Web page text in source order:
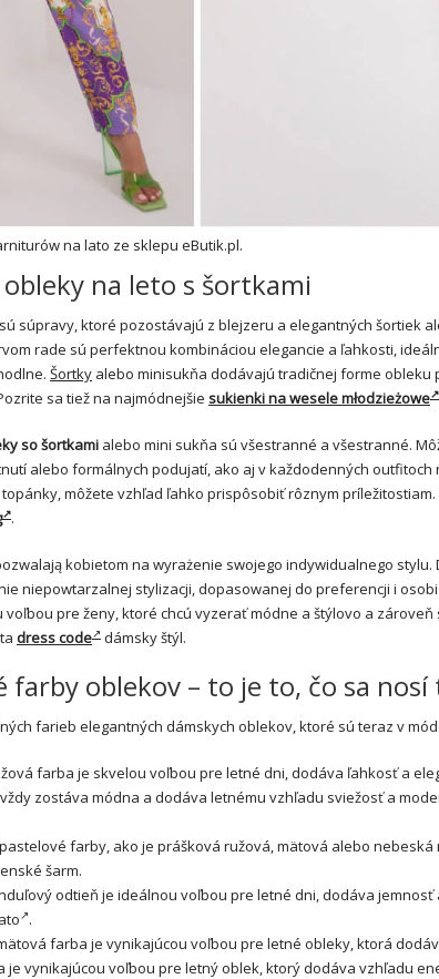
na lato ze sklepu eButik.pl.
na leto s šortkami
sú súpravy, ktoré pozostávajú z blejzeru a elegantných šortiek
rade sú perfektnou kombináciou elegancie a ľahkosti,
Šortky alebo minisukňa dodávajú tradičnej forme obleku
sa tiež na najmódnejšie sukienki na wesele młodzieżowe
so šortkami alebo mini sukňa sú všestranné a všestranné.
alebo formálnych podujatí, ako aj v každodenných
môžete vzhľad ľahko prispôsobiť rôznym príležitostiam.
.
kobietom na wyrażenie swojego indywidualnego stylu.
niepowtarzalnej stylizacji, dopasowanej do preferencji i
pre ženy, ktoré chcú vyzerať módne a štýlovo a
dress code dámsky štýl.
farby oblekov – to je to, čo sa nosí
farieb elegantných dámskych oblekov, ktoré sú teraz v
farba je skvelou voľbou pre letné dni, dodáva ľahkosť a
zostáva módna a dodáva letnému vzhľadu sviežosť a
pastelové farby, ako je prášková ružová, mätová alebo
šarm.
odtieň je ideálnou voľbou pre letné dni, dodáva jemnosť
.
farba je vynikajúcou voľbou pre letné obleky, ktorá
je vynikajúcou voľbou pre letný oblek, ktorý dodáva vzhľadu